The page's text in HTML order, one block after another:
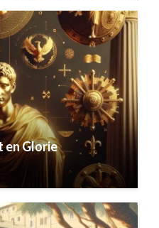
en Glorie